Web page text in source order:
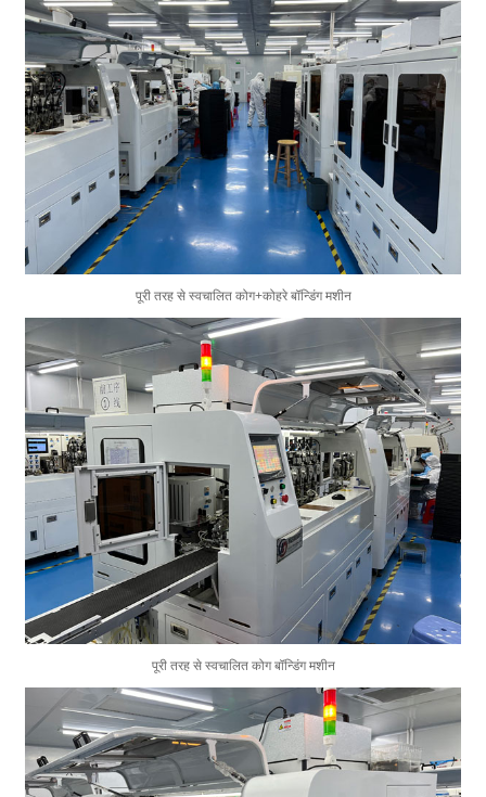
पूरी तरह से स्वचालित कोग+कोहरे बॉन्डिंग मशीन
पूरी तरह से स्वचालित कोग बॉन्डिंग मशीन